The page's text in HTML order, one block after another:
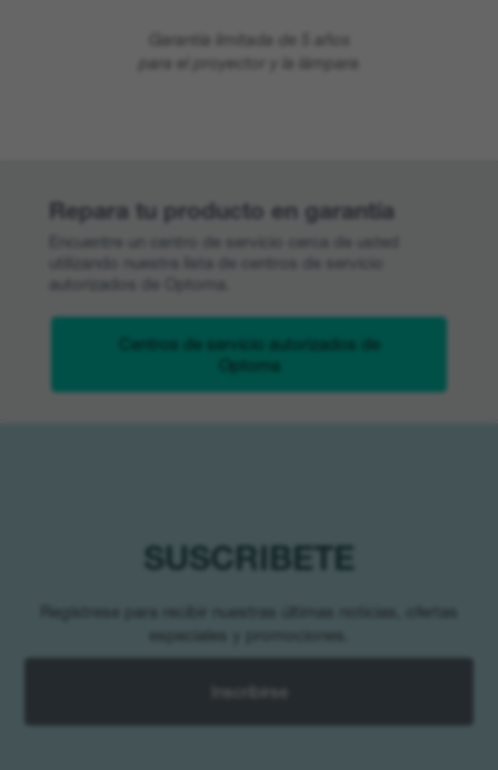
Garantía limitada de 5 años
para el proyector y la lámpara
Repara tu producto en garantía
Centros de servicio autorizados de
Optoma
SUSCRIBETE
Inscribirse